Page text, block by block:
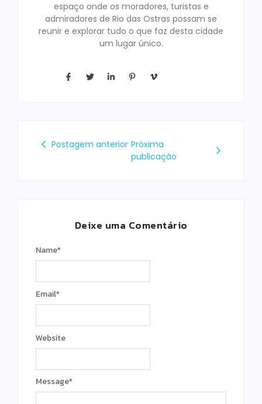
espaço onde os moradores, turistas e
admiradores de Rio das Ostras possam se
reunir e explorar tudo o que faz desta cidade
um lugar único.
Postagem anterior Próxima
publicação
Deixe uma Comentário
Message*
Name*
Email*
Website